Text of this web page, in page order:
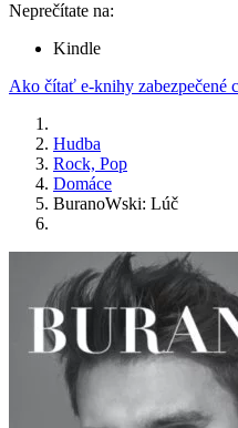
Neprečítate na:
Kindle
Ako čítať e-knihy zabezpečené
Hudba
Rock, Pop
Domáce
BuranoWski: Lúč